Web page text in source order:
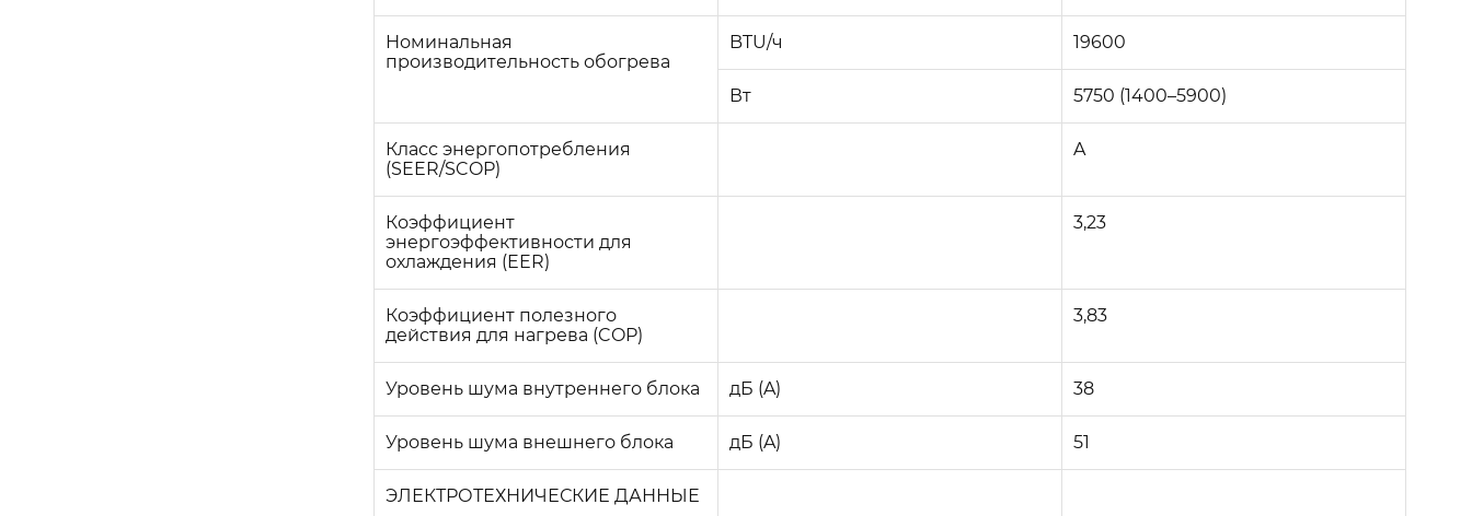
Номинальная
производительность обогрева
BTU/ч 19600
Вт 5750 (1400–5900)
Класс энергопотребления
(SEER/SCOP)
A
Коэффициент
энергоэффективности для
охлаждения (EER)
3,23
Коэффициент полезного
действия для нагрева (COP)
3,83
Уровень шума внутреннего блока дБ (A) 38
Уровень шума внешнего блока дБ (A) 51
ЭЛЕКТРОТЕХНИЧЕСКИЕ ДАННЫЕ